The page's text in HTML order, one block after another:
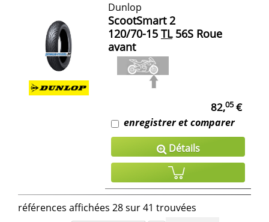
Dunlop
ScootSmart 2
120/70-15 TL56S Roue
avant
82,05€
enregistrer et comparer
Détails
références affichées 28 sur 41 trouvées